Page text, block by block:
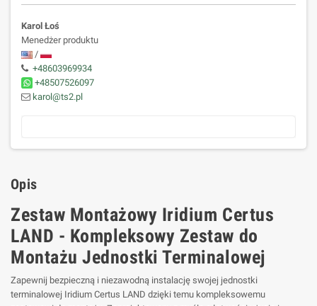
Karol Łoś
Menedżer produktu
/
+48603969934
+48507526097
karol@ts2.pl
Opis
Zestaw Montażowy Iridium Certus
LAND - Kompleksowy Zestaw do
Montażu Jednostki Terminalowej
Zapewnij bezpieczną i niezawodną instalację swojej jednostki
terminalowej Iridium Certus LAND dzięki temu kompleksowemu